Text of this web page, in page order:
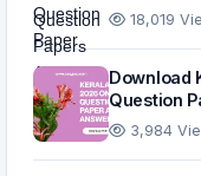
18,019
Download
Question
3,984